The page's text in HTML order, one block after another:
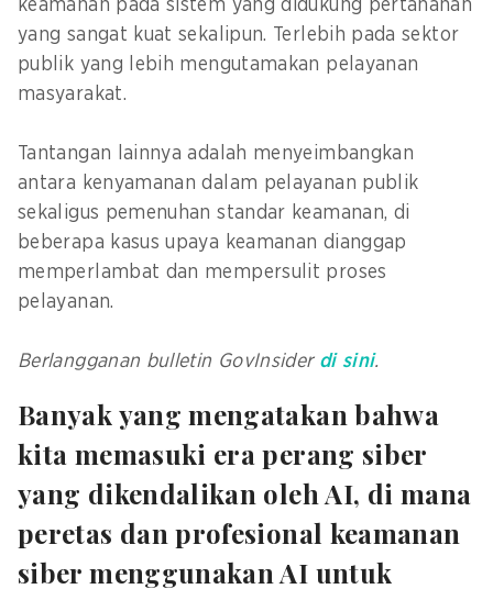
keamanan pada sistem yang didukung pertahanan
yang sangat kuat sekalipun. Terlebih pada sektor
publik yang lebih mengutamakan pelayanan
masyarakat.
Tantangan lainnya adalah menyeimbangkan
antara kenyamanan dalam pelayanan publik
sekaligus pemenuhan standar keamanan, di
beberapa kasus upaya keamanan dianggap
memperlambat dan mempersulit proses
pelayanan.
Berlangganan bulletin GovInsider di sini.
Banyak yang mengatakan bahwa
kita memasuki era perang siber
yang dikendalikan oleh AI, di mana
peretas dan profesional keamanan
siber menggunakan AI untuk